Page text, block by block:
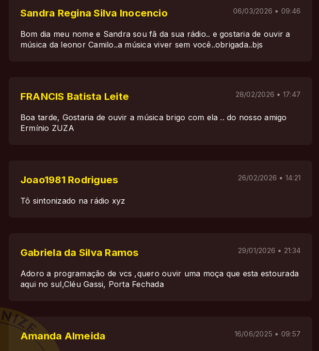
Sandra Regina Silva Inocencio 06/03/2026 • 09:46
Bom dia meu nome e Sandra sou fã da sua rádio.. e gostaria de ouvir a
música da leonor Camilo..a música viver sem você..obrigada..bjs
FRANCIS Batista Leite 28/02/2026 • 17:47
Boa tarde, Gostaria de ouvir a música brigo com ela .. do nosso amigo
Ermínio ZUZA
Joao1981 Rodrigues 26/02/2026 • 14:21
Tô sintonizado na rádio xyz
Gabriela da Silva Ramos 29/01/2026 • 21:34
Adoro a programação de vcs ,quero ouvir uma moça que esta estourada
aqui no sul,Cléu Gassi, Porta Fechada
Amanda Almeida 16/06/2025 • 09:57